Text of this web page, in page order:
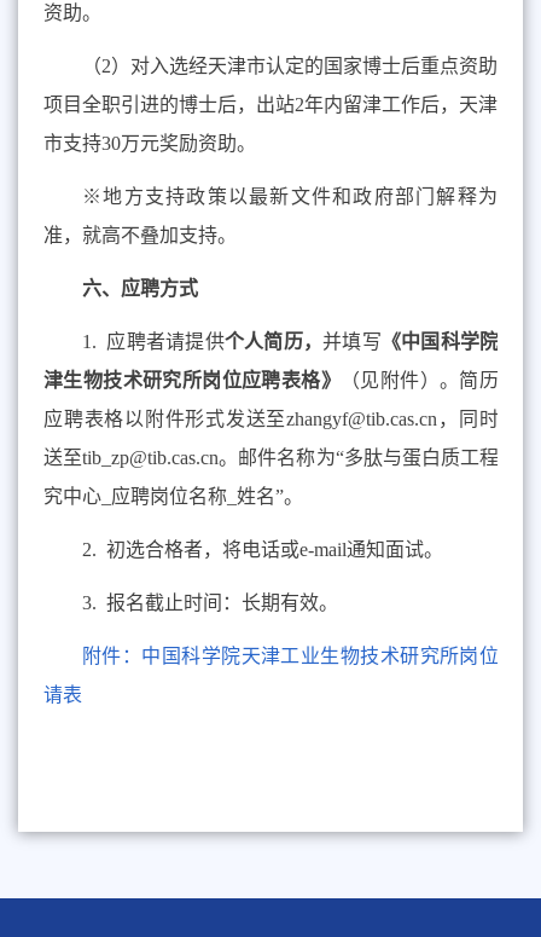
资助。
（2）对入选经天津市认定的国家博士后重点资助
项目全职引进的博士后，出站2年内留津工作后，天津
市支持30万元奖励资助。
※地方支持政策以最新文件和政府部门解释为
准，就高不叠加支持。
六、应聘方式
1. 应聘者请提供个人简历，并填写 《中国科学院天
津生物技术研究所岗位应聘表格》
（见附件）。简历和
应聘表格以附件形式发送至zhangyf@tib.cas.cn ，同时抄
送至tib_zp@tib.cas.cn。邮件名称为“多肽与蛋白质工程研
究中心 应聘岗位名称 姓名”。
2. 初选合格者，将电话或e-mail通知面试。
3. 报名截止时间：长期有效。
附件：中国科学院天津工业生物技术研究所岗位申
请表